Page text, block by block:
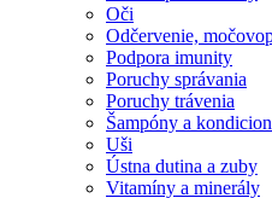
Oči
Odčervenie,
Podpora imunity
Poruchy správania
Poruchy trávenia
Šampóny a
Uši
Ústna dutina a zuby
Vitamíny a minerály